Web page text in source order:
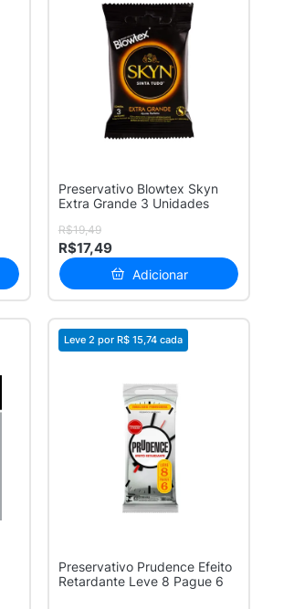
Preservativo Blowtex Skyn
Extra Grande 3 Unidades
R$19,49
R$17,49
Adicionar
Leve 2 por R$ 15,74 cada
Preservativo Prudence Efeito
Retardante Leve 8 Pague 6